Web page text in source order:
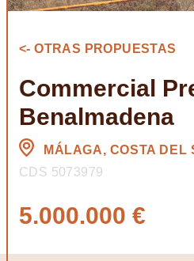
<- OTRAS PROPUESTAS
Commercial
Benalmadena
MÁLAGA, COSTA
CDS 5073979
5.000.000 €